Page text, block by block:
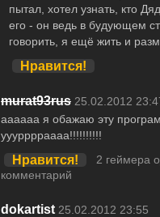
пытал, хотел узнать, кто
его - он ведь в будующем
говорить, я ещё жить и
Нравится!
murat93rus 25.02.2012
аааааа я обажаю эту
ууурррраааа!!!!!!!!!!
Нравится!
2 геймера
комментарий
dokartist 25.02.2012 23:55